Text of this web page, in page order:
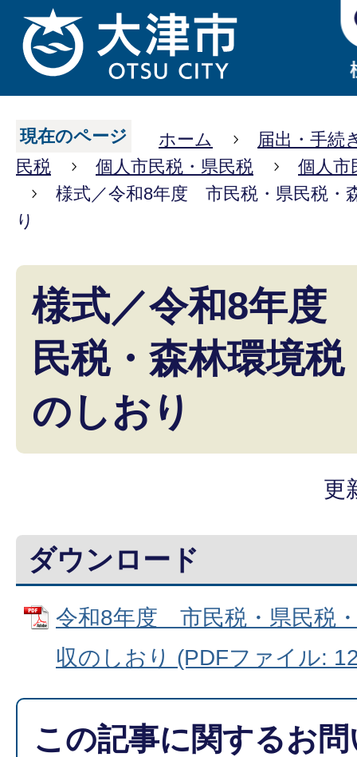
現在のページ ホーム
届出・手続
民税
個人市民税・県民税
個人
様式／令和8年度 市民税・県民税
り
様式／令和8年度
民税・森林環境
のしおり
更
ダウンロード
令和8年度 市民税・県民税
収のしおり (PDFファイル:
この記事に関するお